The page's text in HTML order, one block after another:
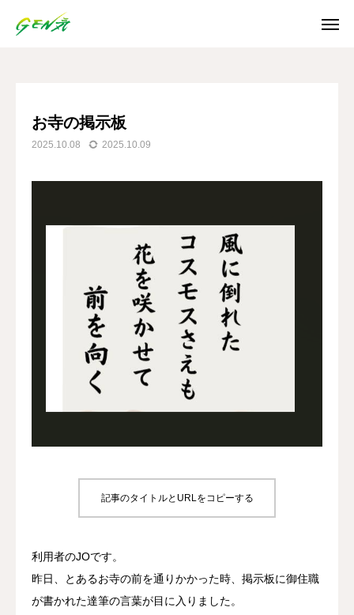
ブログ
お寺の掲示板
2025.10.08 2025.10.09
記事のタイトルとURLをコピーする
利用者のJOです。
昨日、とあるお寺の前を通りかかった時、掲示板に御住職
が書かれた達筆の言葉が目に入りました。
Instagram
X Youtube
ホーム